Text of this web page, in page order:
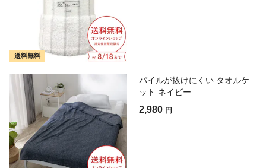
送料無料
パイルが抜けにくい タオルケ
ット ネイビー
2,980 円